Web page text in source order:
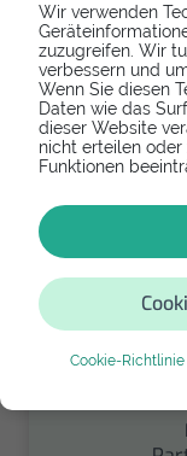
Wir verwenden
zuzugreifen. Wir
verbessern und
Wenn Sie diesen
Daten wie das
dieser Website
nicht erteilen
Funktionen
Cookie-Richtlinie